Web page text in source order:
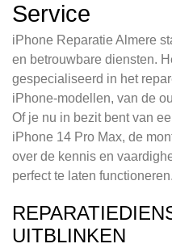
Service
iPhone Reparatie Almere
en betrouwbare diensten.
gespecialiseerd in het
iPhone-modellen, van de
Of je nu in bezit bent van
iPhone 14 Pro Max, de
over de kennis en
perfect te laten functioneren.
UITBLINKEN